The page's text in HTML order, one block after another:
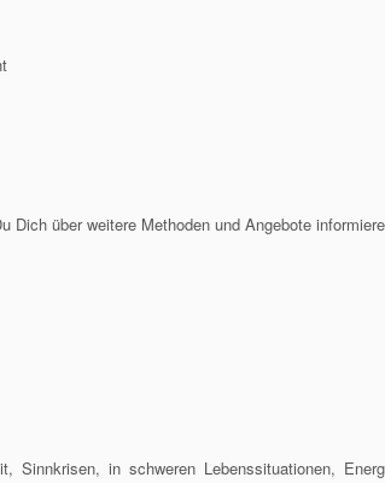
Dich über weitere Methoden und Angebote
Sinnkrisen, in schweren Lebenssituationen,